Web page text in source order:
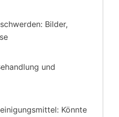
Bilder,
und
Könnte